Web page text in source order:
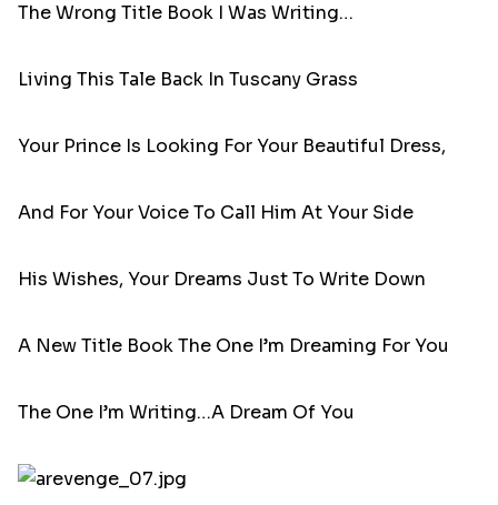
The Wrong Title Book I Was Writing…
Living This Tale Back In Tuscany Grass
Your Prince Is Looking For Your Beautiful Dress,
And For Your Voice To Call Him At Your Side
His Wishes, Your Dreams Just To Write Down
A New Title Book The One I’m Dreaming For You
The One I’m Writing…A Dream Of You